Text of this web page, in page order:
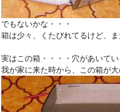
でもないかな・・・
箱は少々、くたびれてるけど、
実はこの箱・・・・穴があいて
我が家に来た時から、この箱が